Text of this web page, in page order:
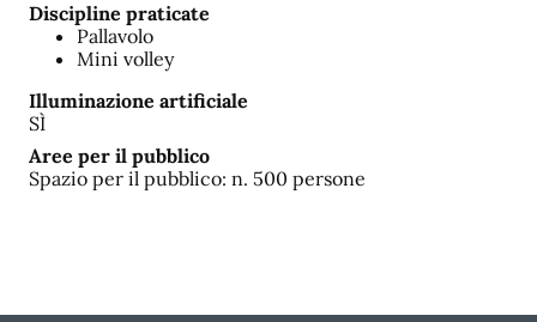
Discipline praticate
Pallavolo
Mini volley
Illuminazione artificiale
SÌ
Aree per il pubblico
Spazio per il pubblico: n. 500 persone